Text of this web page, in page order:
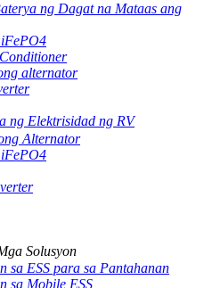
ng Dagat na Mataas ang
alternator
ng Elektrisidad ng RV
Alternator
Solusyon
sa ESS para sa Pantahanan
sa Mobile ESS